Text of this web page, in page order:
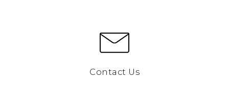
Contact Us